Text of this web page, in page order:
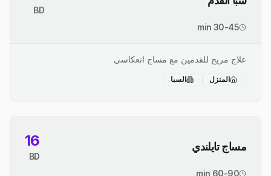
BD
30-45 min
علاج مريح للقدمين مع مساج انعكاسي
المنزل السبا
مساج تايلندي 16
BD
60-90 min